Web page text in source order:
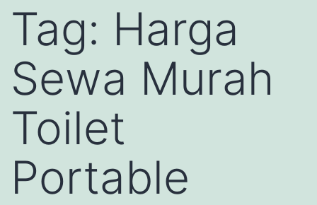
Tag: Harga
Sewa Murah
Toilet
Portable